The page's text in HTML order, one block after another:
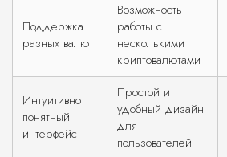
Поддержка
разных валют
Возможность
работы с
несколькими
криптовалютами
Интуитивно
понятный
интерфейс
Простой и
удобный дизайн
для
пользователей